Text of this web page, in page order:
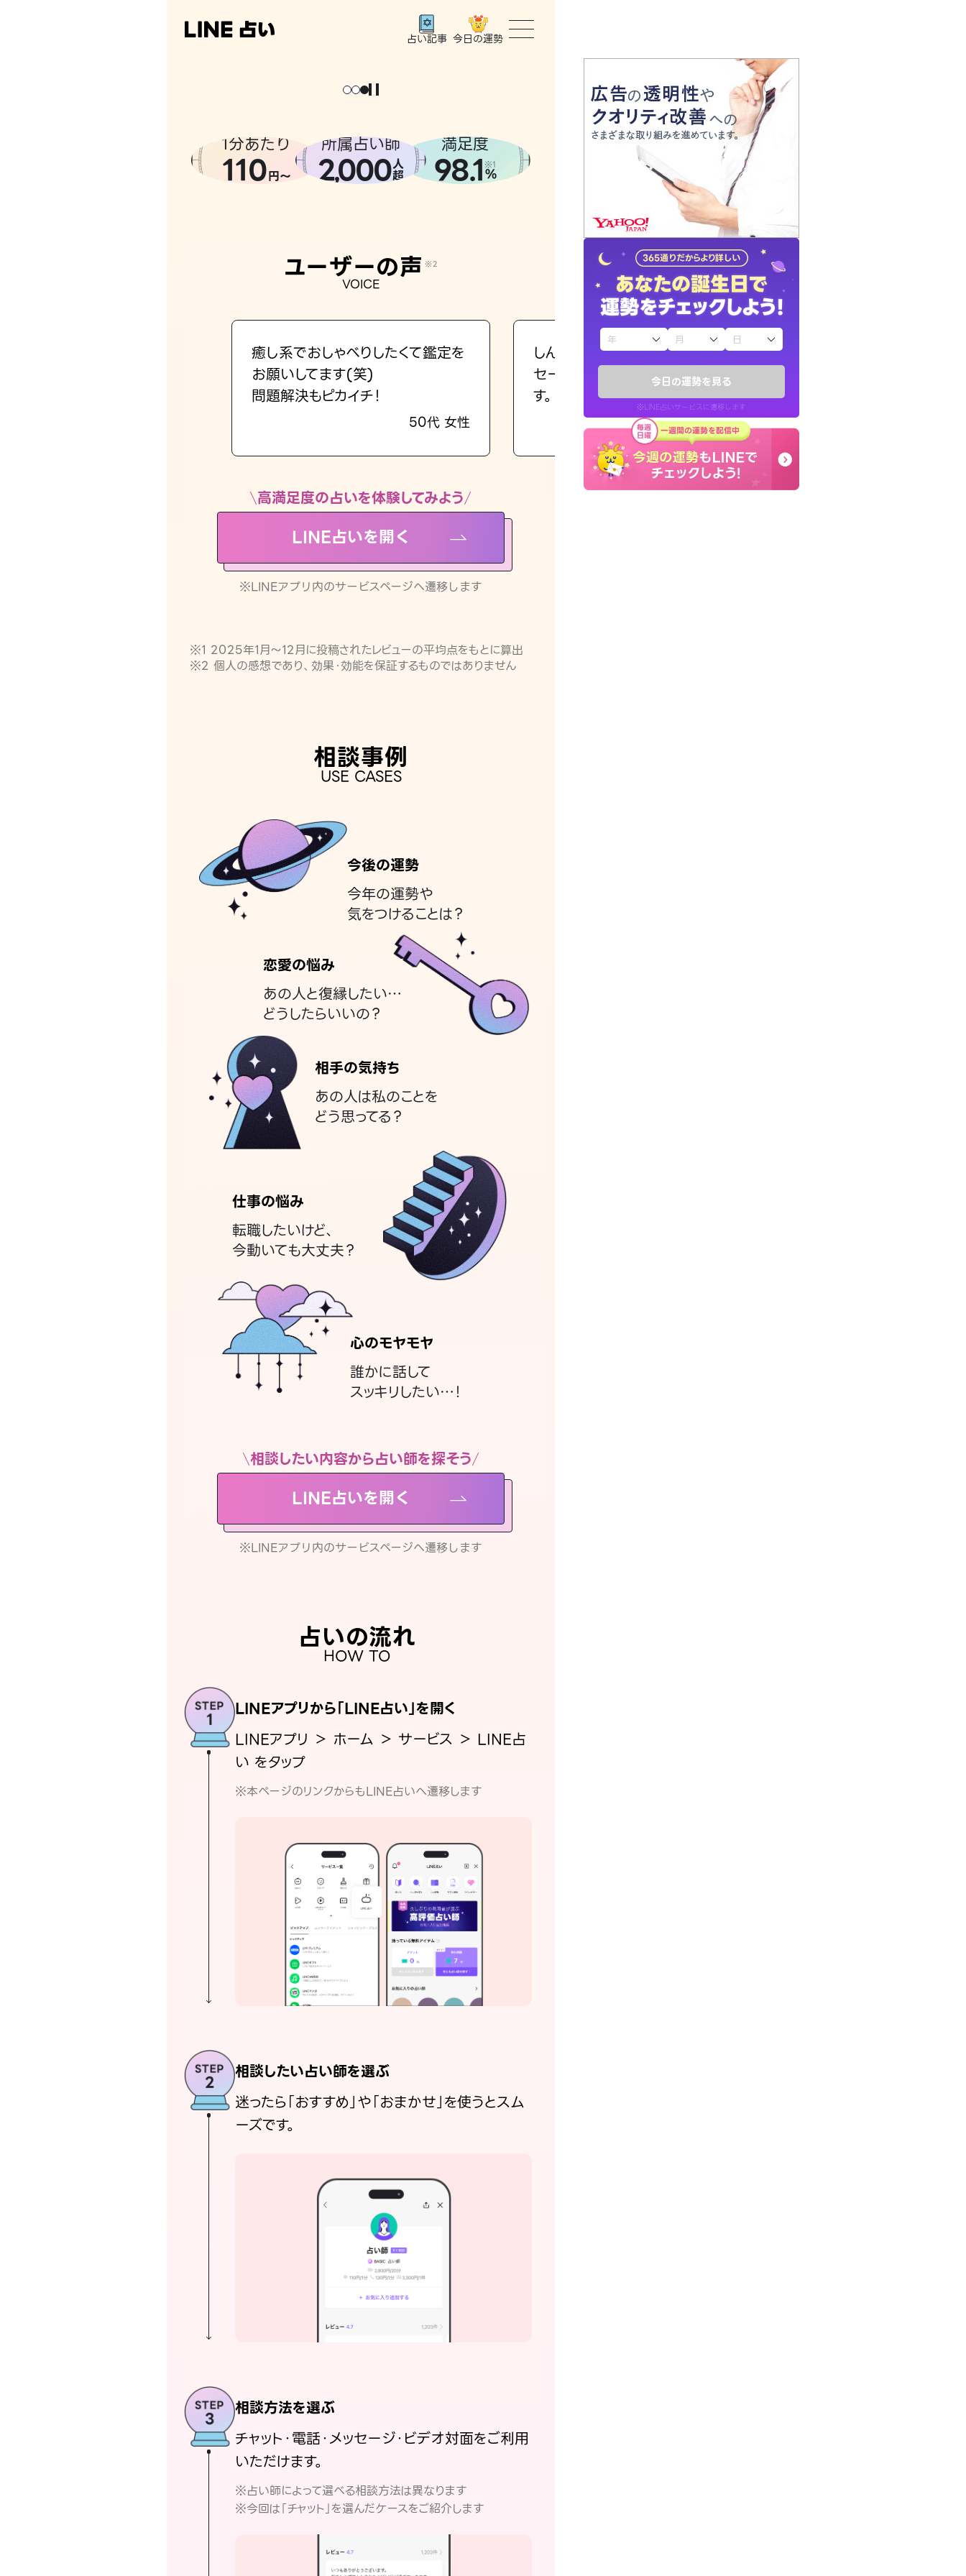
今日の運勢を見る
※LINE占いサービスに遷移します
占い記事 今日の運勢
トップ
ユーザーの声
占いの流れ
おすすめの占い師
よくある質問
えもじの子（占）12星座占い
お知らせ
1分あたり
110円〜
所属占い師
2,000人
超
満足度
98.1 ※1
%
ユーザーの声 ※2
VOICE
癒し系でおしゃべりしたくて鑑定を
お願いしてます(笑)
問題解決もピカイチ！
50代 女性
しんどくなってましたが、先生のメッ
セージを読み返してお守りにしてま
す。
40代 女性
高満足度の占いを体験してみよう
LINE占いを開く
※LINEアプリ内のサービスページへ遷移します
※1 2025年1月〜12月に投稿されたレビューの平均点をもとに算出
※2 個人の感想であり、効果・効能を保証するものではありません
相談事例
USE CASES
今後の運勢
今年の運勢や
気をつけることは？
恋愛の悩み
あの人と復縁したい…
どうしたらいいの？
相手の気持ち
あの人は私のことを
どう思ってる？
仕事の悩み
転職したいけど、
今動いても大丈夫？
心のモヤモヤ
誰かに話して
スッキリしたい…！
相談したい内容から占い師を探そう
LINE占いを開く
※LINEアプリ内のサービスページへ遷移します
占いの流れ
HOW TO
LINEアプリから「LINE占い」を開く
LINEアプリ ＞ ホーム ＞ サービス ＞ LINE占
い をタップ
※本ページのリンクからもLINE占いへ遷移します
相談したい占い師を選ぶ
迷ったら「おすすめ」や「おまかせ」を使うとスム
ーズです。
相談方法を選ぶ
チャット・電話・メッセージ・ビデオ対面をご利用
いただけます。
※占い師によって選べる相談方法は異なります
※今回は「チャット」を選んだケースをご紹介します